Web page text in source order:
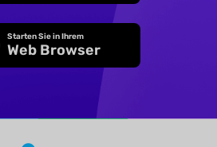
Starten Sie in Ihrem
Web Browser